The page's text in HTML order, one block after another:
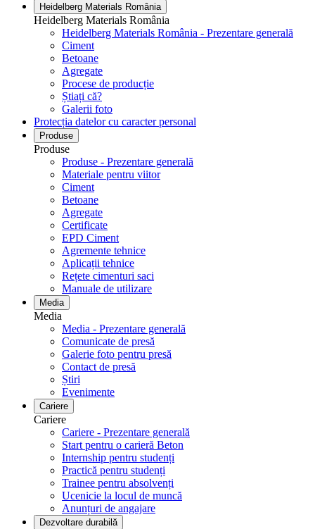
Heidelberg Materials România
Heidelberg Materials România
Heidelberg Materials România - Prezentare generală
Ciment
Betoane
Agregate
Procese de producție
Știați că?
Galerii foto
Protecția datelor cu caracter personal
Produse
Produse
Produse - Prezentare generală
Materiale pentru viitor
Ciment
Betoane
Agregate
Certificate
EPD Ciment
Agremente tehnice
Aplicații tehnice
Rețete cimenturi saci
Manuale de utilizare
Media
Media
Media - Prezentare generală
Comunicate de presă
Galerie foto pentru ​​​​​​​presă
Contact de presă
Știri
Evenimente
Cariere
Cariere
Cariere - Prezentare generală
Start pentru o carieră Beton
Internship pentru studenți
Practică pentru studenți
Trainee pentru absolvenți
Ucenicie la locul de muncă
Anunțuri de angajare
Dezvoltare durabilă